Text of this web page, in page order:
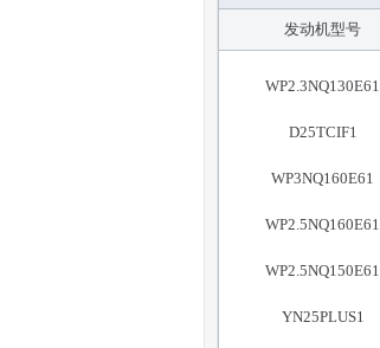
发动机型号
WP2.3NQ130E61
D25TCIF1
WP3NQ160E61
WP2.5NQ160E61
WP2.5NQ150E61
YN25PLUS1